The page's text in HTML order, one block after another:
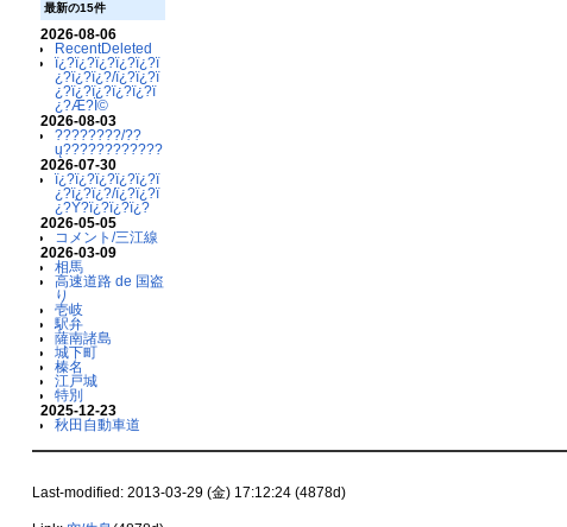
最新の15件
2026-08-06
RecentDeleted
ï¿?ï¿?ï¿?ï¿?ï¿?ï
¿?ï¿?ï¿?/ï¿?ï¿?ï
¿?ï¿?ï¿?ï¿?ï¿?ï
¿?Æ?Ï©
2026-08-03
????????/??
ų????????????
2026-07-30
ï¿?ï¿?ï¿?ï¿?ï¿?ï
¿?ï¿?ï¿?/ï¿?ï¿?ï
¿?Ý?ï¿?ï¿?ï¿?
2026-05-05
コメント/三江線
2026-03-09
相馬
高速道路 de 国盗
り
壱岐
駅弁
薩南諸島
城下町
榛名
江戸城
特別
2025-12-23
秋田自動車道
Last-modified: 2013-03-29 (金) 17:12:24 (4878d)